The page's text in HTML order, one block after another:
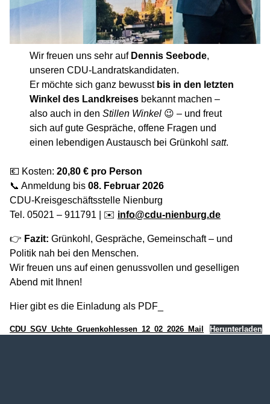
Wir freuen uns sehr auf Dennis Seebode,
unseren CDU-Landratskandidaten.
Er möchte sich ganz bewusst bis in den letzten
Winkel des Landkreises bekannt machen –
also auch in denStillen Winkel 😉 – und freut
sich auf gute Gespräche, offene Fragen und
einen lebendigen Austausch bei Grünkohlsatt.
💶 Kosten: 20,80 € pro Person
📞 Anmeldung bis 08. Februar 2026
CDU-Kreisgeschäftsstelle Nienburg
Tel. 05021 – 911791 | ✉️ info@cdu-nienburg.de
👉 Fazit: Grünkohl, Gespräche, Gemeinschaft – und
Politik nah bei den Menschen.
Wir freuen uns auf einen genussvollen und geselligen
Abend mit Ihnen!
Hier gibt es die Einladung als PDF_
CDU_SGV_Uchte_Gruenkohlessen_12_02_2026_Mail Herunterladen